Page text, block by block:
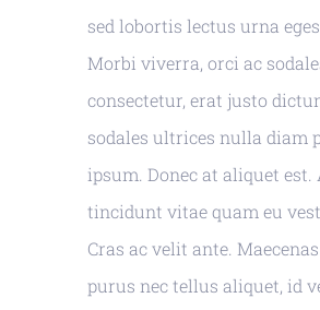
sed lobortis lectus urna
Morbi viverra, orci ac
consectetur, erat justo
sodales ultrices nulla diam
ipsum. Donec at aliquet est.
tincidunt vitae quam eu
Cras ac velit ante.
purus nec tellus aliquet, id